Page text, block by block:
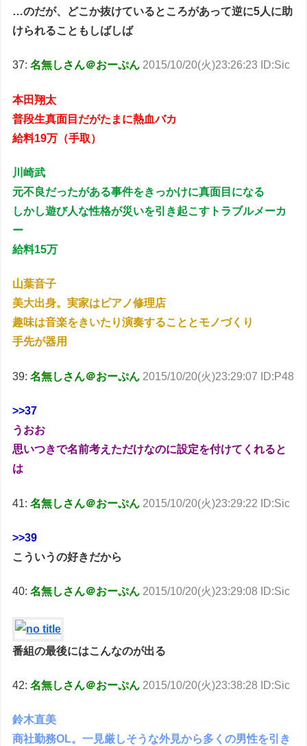
…のだが、どこか抜けているところがあって逆に5人に助
けられることもしばしば
37:名無しさん＠おーぷん 2015/10/20(火)23:26:23 ID:Sic
本田翔太
普段生真面目だがたまに熱血バカ
給料19万（手取）
川崎武
元不良だったがある事件をきっかけに真面目になる
しかし遊び人な性格が災いを引き起こすトラブルメーカ
ー
給料15万
山葉音子
美大出身。実家はピアノ修理店
趣味は音楽をきいたり演奏することとモノづくり
手先が器用
39:名無しさん＠おーぷん 2015/10/20(火)23:29:07 ID:P48
>>37
うおお
思いつきで名前考えただけなのに設定を付けてくれると
は
41:名無しさん＠おーぷん 2015/10/20(火)23:29:22 ID:Sic
>>39
こういうの好きだから
40:名無しさん＠おーぷん 2015/10/20(火)23:29:08 ID:Sic
番組の最後にはこんなのが出る
42:名無しさん＠おーぷん 2015/10/20(火)23:38:28 ID:Sic
鈴木直美
商社勤務OL。一見厳しそうな外見から多くの男性を引き